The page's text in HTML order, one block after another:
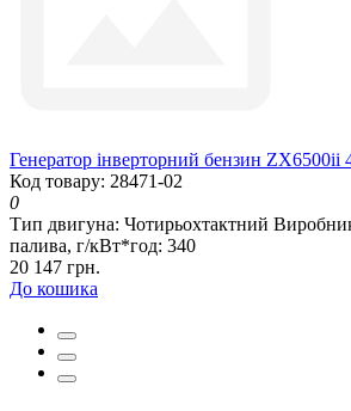
Генератор інверторний бензин ZX6500ii
Код товару: 28471-02
0
Тип двигуна: Чотирьохтактний
палива, г/кВт*год: 340
20 147 грн.
До кошика